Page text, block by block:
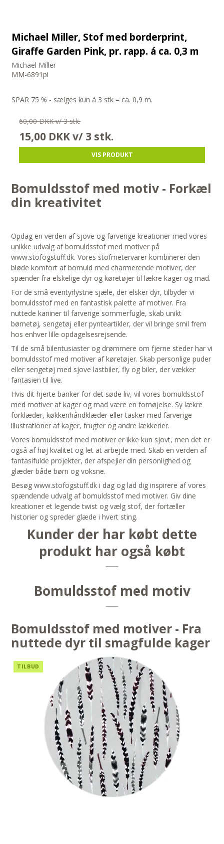
Michael Miller, Stof med borderprint,
Giraffe Garden Pink, pr. rapp. á ca. 0,3 m
Michael Miller
MM-6891pi
SPAR 75 % - sælges kun á 3 stk = ca. 0,9 m.
60,00 DKK v/ 3 stk.
15,00 DKKv/ 3 stk.
VIS PRODUKT
Bomuldsstof med motiv - Forkæl
din kreativitet
Opdag en verden af sjove og farverige kreationer med vores
unikke udvalg af bomuldsstof med motiver på
www.stofogstuff.dk. Vores stofmetervarer kombinerer den
bløde komfort af bomuld med charmerende motiver, der
spænder fra elskelige dyr og køretøjer til lækre kager og mad.
For de små eventyrlystne sjæle, der elsker dyr, tilbyder vi
bomuldsstof med en fantastisk palette af motiver. Fra
nuttede kaniner til farverige sommerfugle, skab unikt
børnetøj, sengetøj eller pynteartikler, der vil bringe smil frem
hos enhver lille opdagelsesrejsende.
Til de små bilentusiaster og drømmere om fjerne steder har vi
bomuldsstof med motiver af køretøjer. Skab personlige puder
eller sengetøj med sjove lastbiler, fly og biler, der vækker
fantasien til live.
Hvis dit hjerte banker for det søde liv, vil vores bomuldsstof
med motiver af kager og mad være en fornøjelse. Sy lækre
forklæder, køkkenhåndklæder eller tasker med farverige
illustrationer af kager, frugter og andre lækkerier.
Vores bomuldsstof med motiver er ikke kun sjovt, men det er
også af høj kvalitet og let at arbejde med. Skab en verden af
fantasifulde projekter, der afspejler din personlighed og
glæder både børn og voksne.
Besøg www.stofogstuff.dk i dag og lad dig inspirere af vores
spændende udvalg af bomuldsstof med motiver. Giv dine
kreationer et legende twist og vælg stof, der fortæller
historier og spreder glæde i hvert sting.
Kunder der har købt dette
produkt har også købt
Bomuldsstof med motiv
Bomuldsstof med motiver - Fra
nuttede dyr til smagfulde kager
TILBUD